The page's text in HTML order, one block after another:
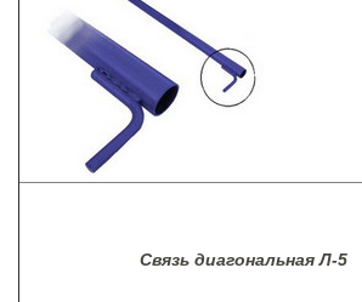
Связь диагональная Л-5